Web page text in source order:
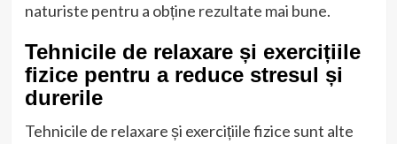
naturiste pentru a obține rezultate mai bune.
Tehnicile de relaxare și exercițiile
fizice pentru a reduce stresul și
durerile
Tehnicile de relaxare și exercițiile fizice sunt alte